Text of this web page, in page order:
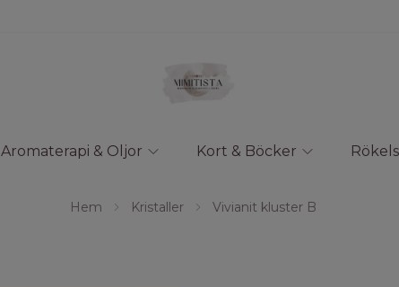
Aromaterapi & Oljor Kort & Böcker
Hem Kristaller Vivianit kluster B